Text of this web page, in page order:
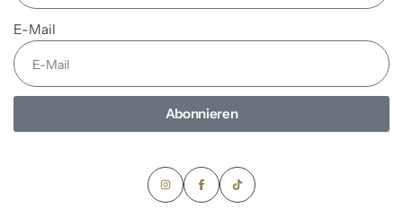
E-Mail
Abonnieren